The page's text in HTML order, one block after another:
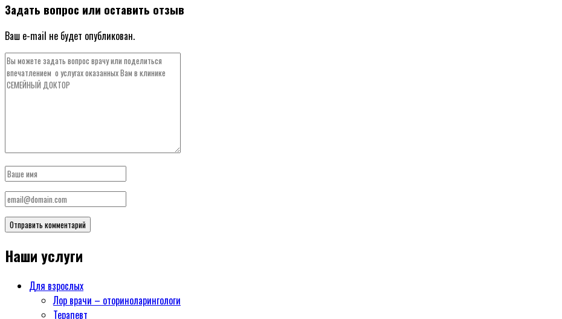
Задать вопрос или оставить отзыв
Ваш e-mail не будет опубликован.
Наши услуги
Для взрослых
Лор врачи – оториноларингологи
Терапевт